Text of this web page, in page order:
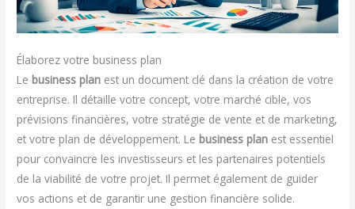
Élaborez votre business plan
Le business plan est un document clé dans la création de votre
entreprise. Il détaille votre concept, votre marché cible, vos
prévisions financières, votre stratégie de vente et de marketing,
et votre plan de développement. Le business plan est essentiel
pour convaincre les investisseurs et les partenaires potentiels
de la viabilité de votre projet. Il permet également de guider
vos actions et de garantir une gestion financière solide.